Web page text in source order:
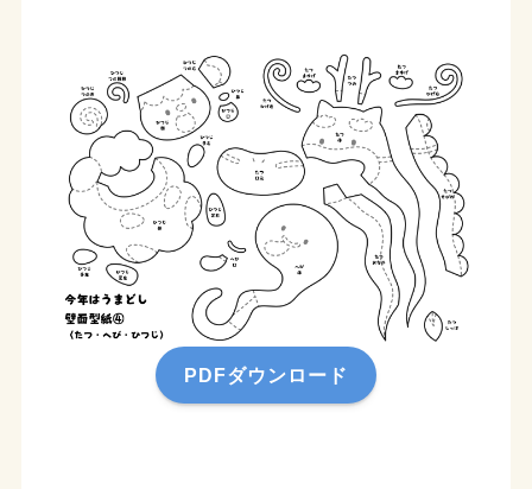
PDFダウンロード